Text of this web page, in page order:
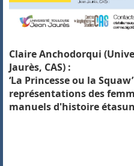
Claire Anchodorqui
Jaurès, CAS) :
‘La Princesse ou la
représentations des
manuels d'histoire